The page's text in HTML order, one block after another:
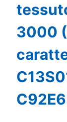
3000